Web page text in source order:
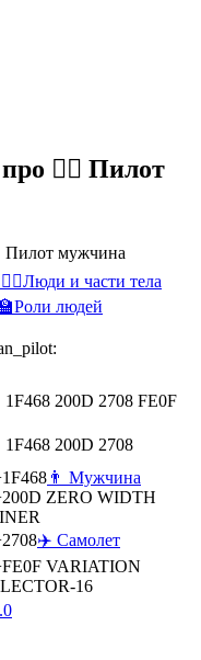
👨‍✈️ Пилот
Пилот мужчина
и части тела
людей
1F468 200D 2708 FE0F
1F468 200D 2708
👨 Мужчина
ZERO WIDTH
✈️ Самолет
VARIATION
16